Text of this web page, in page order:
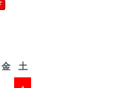
金
土